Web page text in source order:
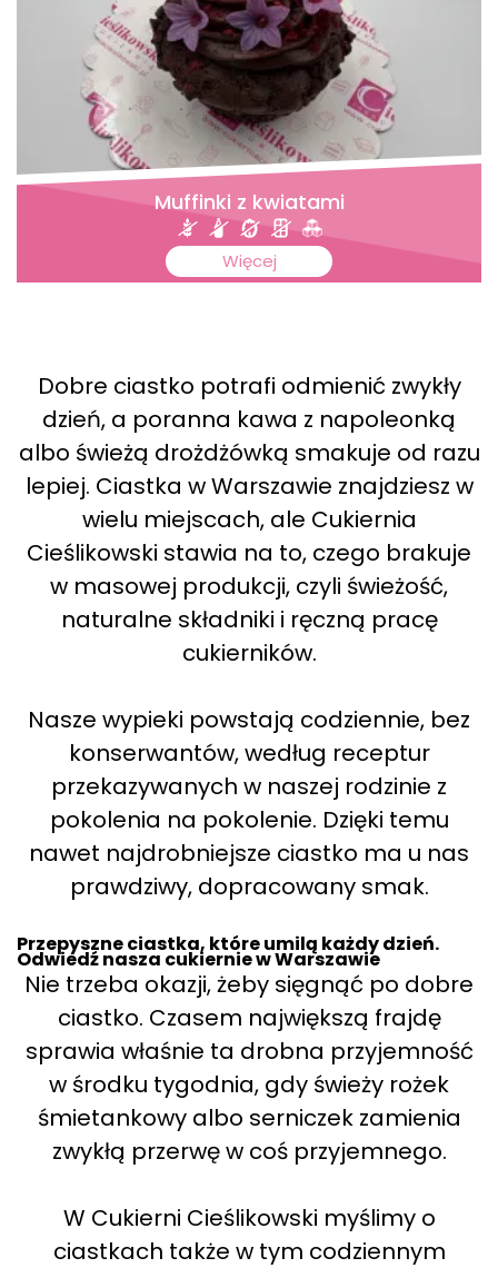
Muffinki z kwiatami
Więcej
Dobre ciastko potrafi odmienić zwykły
dzień, a poranna kawa z napoleonką
albo świeżą drożdżówką smakuje od razu
lepiej. Ciastka w Warszawie znajdziesz w
wielu miejscach, ale Cukiernia
Cieślikowski stawia na to, czego brakuje
w masowej produkcji, czyli świeżość,
naturalne składniki i ręczną pracę
cukierników.
Nasze wypieki powstają codziennie, bez
konserwantów, według receptur
przekazywanych w naszej rodzinie z
pokolenia na pokolenie. Dzięki temu
nawet najdrobniejsze ciastko ma u nas
prawdziwy, dopracowany smak.
Przepyszne ciastka, które umilą każdy dzień.
Odwiedź nasza cukiernie w Warszawie
Nie trzeba okazji, żeby sięgnąć po dobre
ciastko. Czasem największą frajdę
sprawia właśnie ta drobna przyjemność
w środku tygodnia, gdy świeży rożek
śmietankowy albo serniczek zamienia
zwykłą przerwę w coś przyjemnego.
W Cukierni Cieślikowski myślimy o
ciastkach także w tym codziennym